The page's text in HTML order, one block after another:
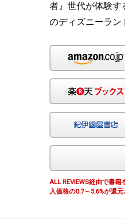
者』世代が体験す
のディズニーラン
ALL REVIEWS経由で書
入価格の0.7～5.6%が還